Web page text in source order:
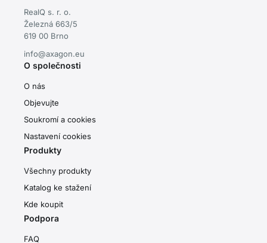
RealQ s. r. o.
Železná 663/5
619 00 Brno
info@axagon.eu
O společnosti
O nás
Objevujte
Soukromí a cookies
Nastavení cookies
Produkty
Všechny produkty
Katalog ke stažení
Kde koupit
Podpora
FAQ